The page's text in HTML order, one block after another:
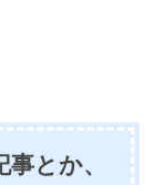
とか、